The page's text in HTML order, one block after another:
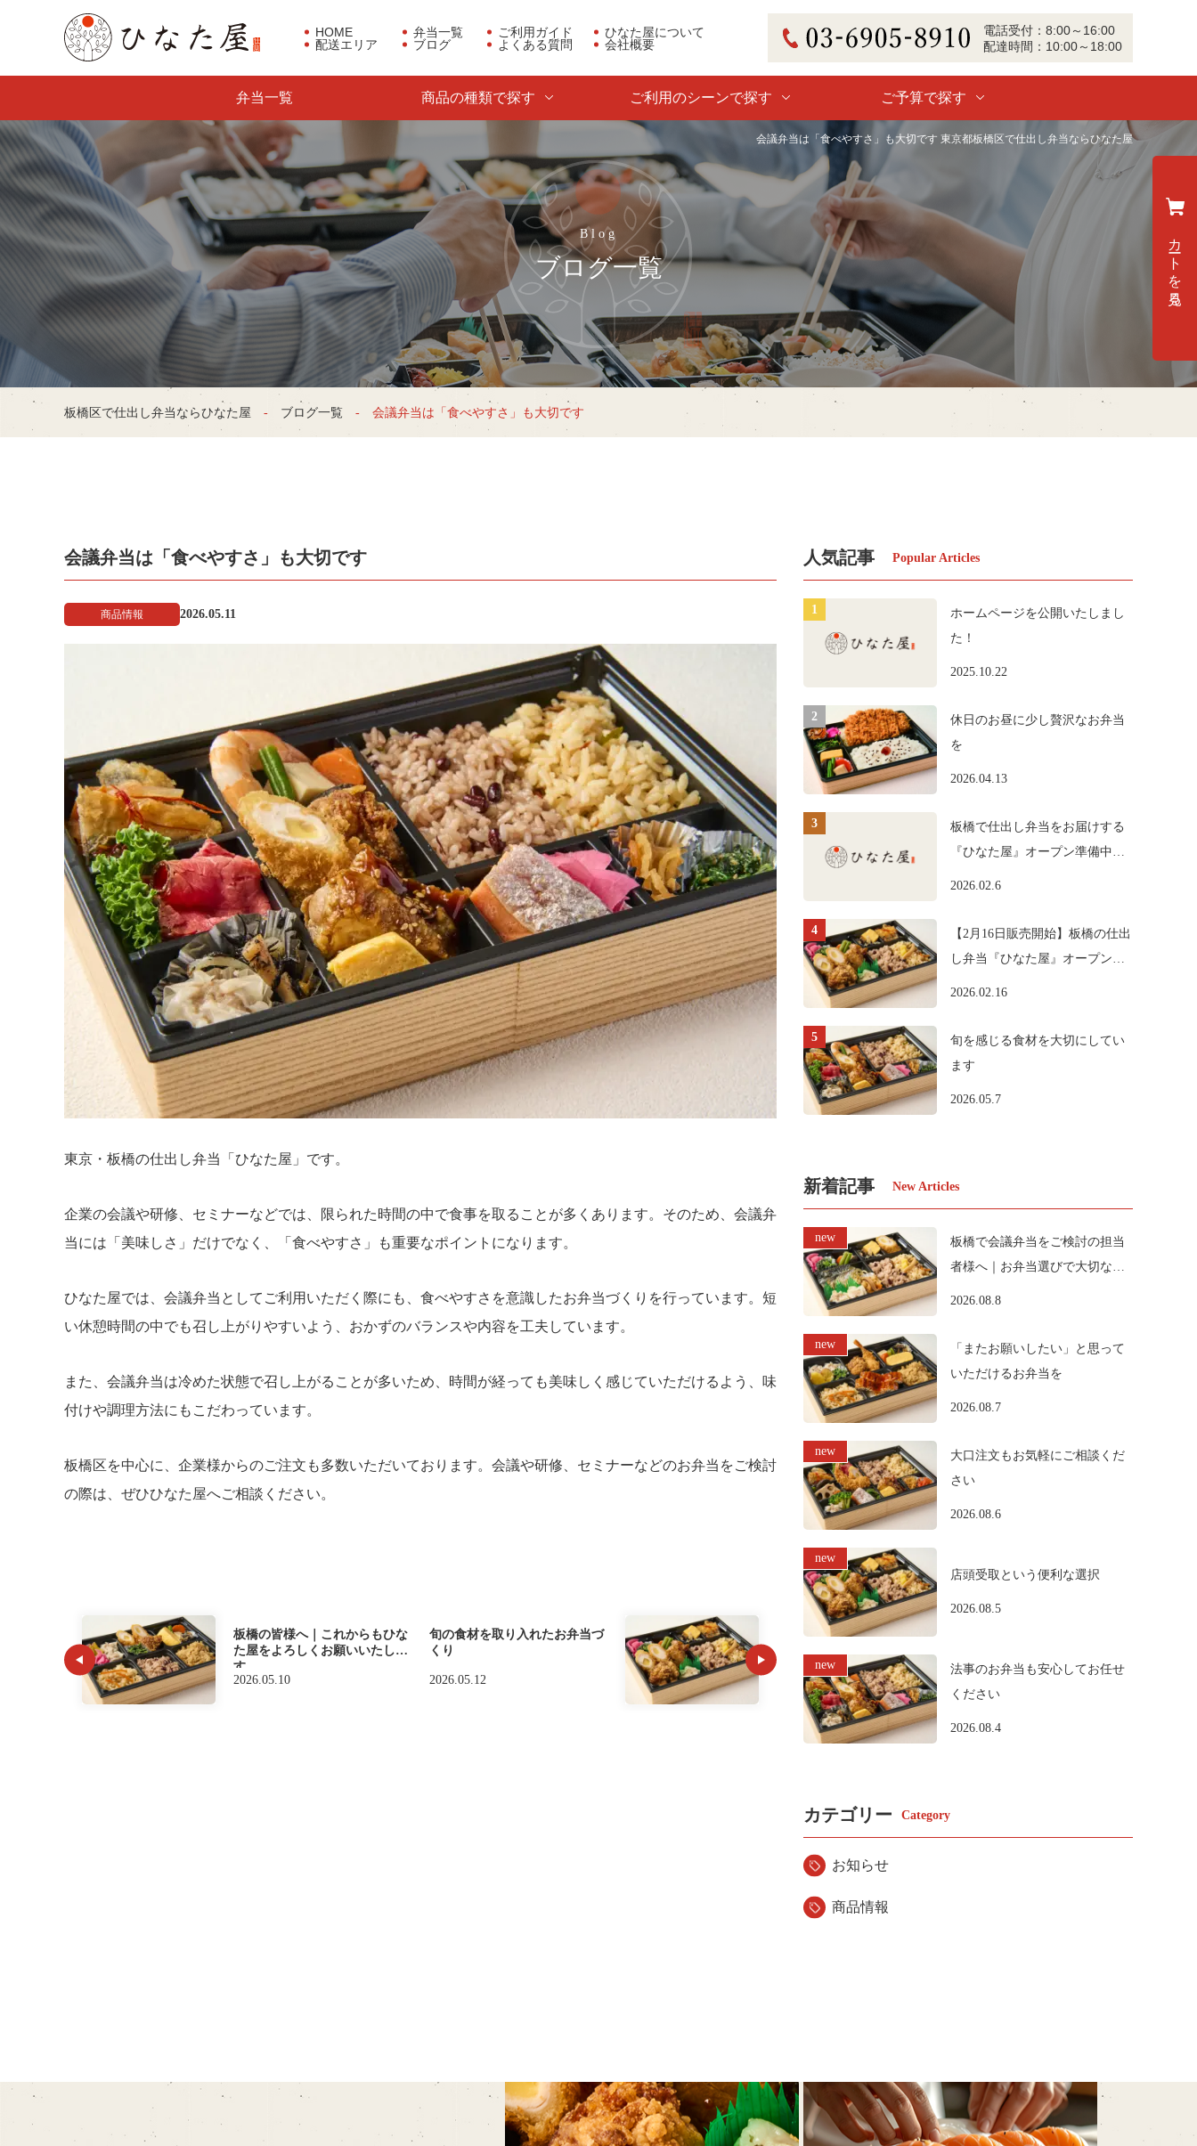
会議弁当は「食べやすさ」も大切です 東京都板橋区で仕出し弁当ならひなた屋
東京都板橋区で仕出し弁当な
HOME 弁当一覧 ご利用ガイド
ひなた屋について
配送エリア
ブログ よくある質問 会社概要
03-6905-8910
電話受付 ： 8:00～16:00
配達時間： 10:00～18:00
弁当一覧 商品の種類で探す ご利用のシーンで探す ご予算で探す
ブログ一覧
板橋区で仕出し弁当ならひなた屋 ブログ一覧 会議弁当は「食べやすさ」も大切です
会議弁当は「食べやすさ」も大切です
商品情報 2026.05.11
東京・板橋の仕出し弁当「ひなた屋」です。
企業の会議や研修、セミナーなどでは、限られた時間の中で食事を取ることが多くあります。そのため、会議弁
当には「美味しさ」だけでなく、「食べやすさ」も重要なポイントになります。
ひなた屋では、会議弁当としてご利用いただく際にも、食べやすさを意識したお弁当づくりを行っています。短
い休憩時間の中でも召し上がりやすいよう、おかずのバランスや内容を工夫しています。
また、会議弁当は冷めた状態で召し上がることが多いため、時間が経っても美味しく感じていただけるよう、味
付けや調理方法にもこだわっています。
板橋区を中心に、企業様からのご注文も多数いただいております。会議や研修、セミナーなどのお弁当をご検討
の際は、ぜひひなた屋へご相談ください。
板橋の皆様へ｜これからもひな
た屋をよろしくお願いいたしま
す
2026.05.10
旬の食材を取り入れたお弁当づ
くり
2026.05.12
人気記事
ホームページを公開いたしまし
た！
2025.10.22
休日のお昼に少し贅沢なお弁当
を
2026.04.13
板橋で仕出し弁当をお届けする
『ひなた屋』オープン準備中で
2026.02.6
【2月16日販売開始】板橋の仕出
し弁当『ひなた屋』オープンの
2026.02.16
旬を感じる食材を大切にしてい
ます
2026.05.7
新着記事
板橋で会議弁当をご検討の担当
者様へ｜お弁当選びで大切なポ
2026.08.8
「またお願いしたい」と思って
いただけるお弁当を
2026.08.7
大口注文もお気軽にご相談くだ
さい
2026.08.6
店頭受取という便利な選択
2026.08.5
法事のお弁当も安心してお任せ
ください
2026.08.4
カテゴリー
お知らせ
商品情報
カートを見る